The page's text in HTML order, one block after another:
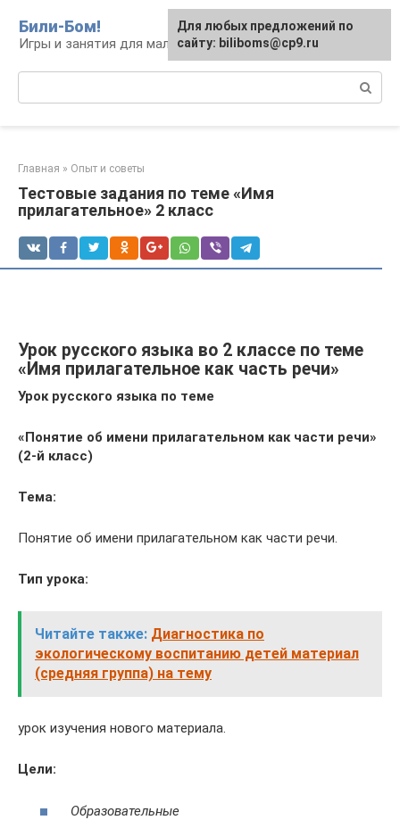
контенту
Били-Бом!
Игры и занятия для малышей и школьников
Главная » Опыт и советы
Тестовые задания по теме «Имя
прилагательное» 2 класс
Урок русского языка во 2 классе по теме
«Имя прилагательное как часть речи»
Урок русского языка по теме
«Понятие об имени прилагательном как части речи»
(2-й класс)
Тема:
Понятие об имени прилагательном как части речи.
Тип урока:
Читайте также: Диагностика по
экологическому воспитанию детей материал
(средняя группа) на тему
урок изучения нового материала.
Цели:
Образовательные
Для любых предложений по
сайту: biliboms@cp9.ru